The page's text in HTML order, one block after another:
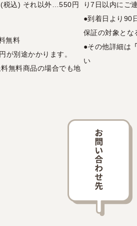
税込) それ以外…550円
無料
が別途かかります。
無料商品の場合でも地
り7日以内にご
●到着日より90
保証の対象とな
●その他詳細は
い